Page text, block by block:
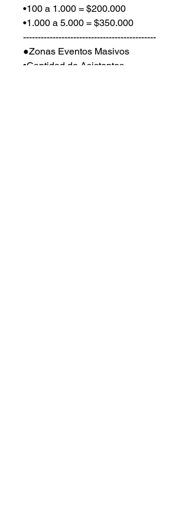
•100 a 1.000 = $200.000
•1.000 a 5.000 = $350.000
---------------------------------------------
●Zonas Eventos Masivos
•Cantidad de Asistentes